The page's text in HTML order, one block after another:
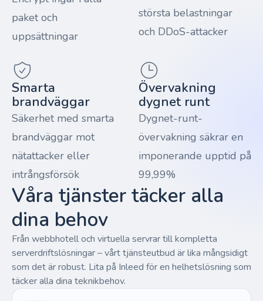
paket och
uppsättningar
största belastningar
och DDoS-attacker
Smarta
brandväggar
Säkerhet med smarta
brandväggar mot
nätattacker eller
intrångsförsök
Övervakning
dygnet runt
Dygnet-runt-
övervakning säkrar en
imponerande upptid på
99,99%
Våra tjänster täcker alla
dina behov
Från webbhotell och virtuella servrar till kompletta
serverdriftslösningar – vårt tjänsteutbud är lika mångsidigt
som det är robust. Lita på Inleed för en helhetslösning som
täcker alla dina teknikbehov.